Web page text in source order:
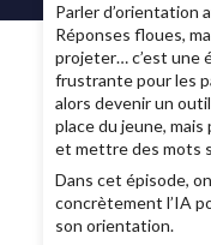
Parler d’orientation
Réponses floues,
projeter… c’est une
frustrante pour les
alors devenir un
place du jeune,
et mettre des mots
Dans cet épisode,
concrètement l’IA
son orientation.